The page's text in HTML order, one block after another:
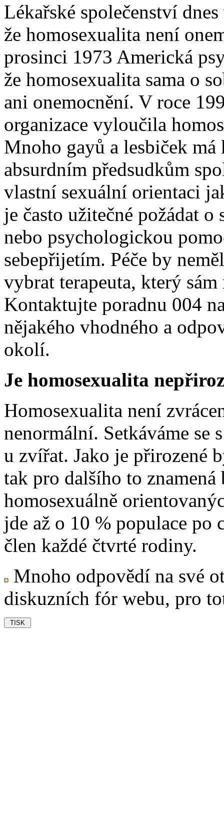
Lékařské společenství
že homosexualita není
prosinci 1973 Americká
že homosexualita sama o
ani onemocnění. V roce
organizace vyloučila
Mnoho gayů a lesbiček
absurdním předsudkům
vlastní sexuální orientaci
je často užitečné požádat
nebo psychologickou
sebepřijetím. Péče by
vybrat terapeuta, který
Kontaktujte poradnu 004
nějakého vhodného a
okolí.
Je homosexualita
Homosexualita není
nenormální. Setkáváme
u zvířat. Jako je přirozené
tak pro dalšího to
homosexuálně
jde až o 10 % populace po
člen každé čtvrté rodiny.
Mnoho odpovědí na své
diskuzních fór webu, pro